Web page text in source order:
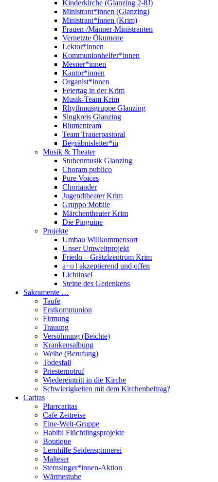
Kinderkirche (Glanzing 2-8J)
Ministrant*innen (Glanzing)
Ministrant*innen (Krim)
Frauen-/Männer-Ministranten
Vernetzte Ökumene
Lektor*innen
Kommunionhelfer*innen
Mesner*innen
Kantor*innen
Organist*innen
Feiertag in der Krim
Musik-Team Krim
Rhythmusgruppe Glanzing
Singkreis Glanzing
Blumenteam
Team Trauerpastoral
Begräbnisleiter*in
Musik & Theater
Stubenmusik Glanzing
Choram publico
Pure Voices
Choriander
Jugendtheater Krim
Gruppo Mobile
Märchentheater Krim
Die Pinguine
Projekte
Umbau Willkommensort
Unser Umweltprojekt
Friedα – Grätzlzentrum Krim
a+o | akzeptierend und offen
Lichtinsel
Steine des Gedenkens
Sakramente …
Taufe
Erstkommunion
Firmung
Trauung
Versöhnung (Beichte)
Krankensalbung
Weihe (Berufung)
Todesfall
Priesternotruf
Wiedereintritt in die Kirche
Schwierigkeiten mit dem Kirchenbeitrag?
Caritas
Pfarrcaritas
Cafe Zeitreise
Eine-Welt-Gruppe
Habibi Flüchtlingsprojekte
Boutique
Lernhilfe Seidenspinnerei
Malteser
Sternsinger*innen-Aktion
Wärmestube